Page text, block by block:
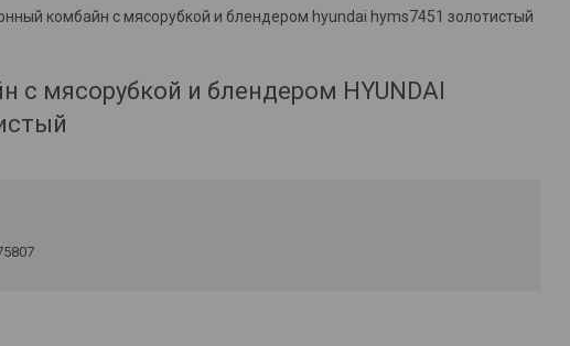
комбайн с мясорубкой и блендером hyundai hyms7451 золотистый
с мясорубкой и блендером HYUNDAI